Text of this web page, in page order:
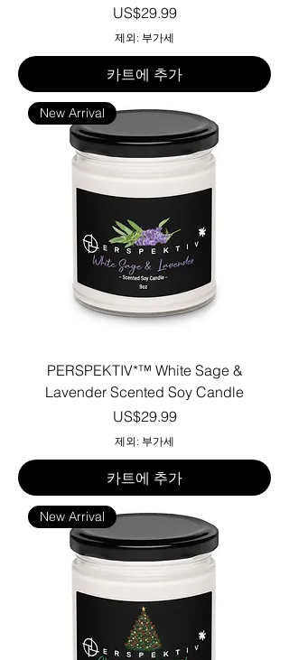
가격
US$29.99
제외: 부가세
카트에 추가
New Arrival
PERSPEKTIV*™️ White Sage &
Lavender Scented Soy Candle
가격
US$29.99
제외: 부가세
카트에 추가
New Arrival